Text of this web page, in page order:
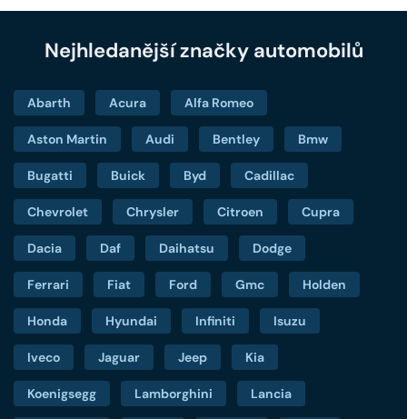
Nejhledanější značky automobilů
Abarth Acura Alfa Romeo
Aston Martin Audi Bentley Bmw
Bugatti Buick Byd Cadillac
Chevrolet Chrysler Citroen Cupra
Dacia Daf Daihatsu Dodge
Ferrari Fiat Ford Gmc Holden
Honda Hyundai Infiniti Isuzu
Iveco Jaguar Jeep Kia
Koenigsegg Lamborghini Lancia